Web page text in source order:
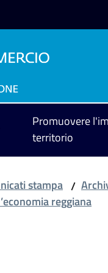
Promuovere
territorio
stampa /
reggiana